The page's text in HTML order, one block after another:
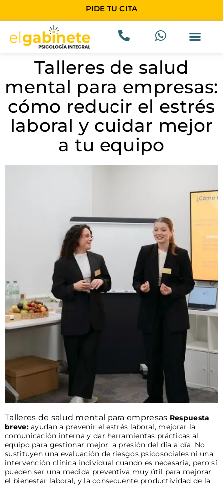
PIDE TU CITA
Talleres de salud
mental para empresas:
cómo reducir el estrés
laboral y cuidar mejor
a tu equipo
Talleres de salud mental para empresas Respuesta
breve:ayudan a prevenir el estrés laboral, mejorar la
comunicación interna y dar herramientas prácticas al
equipo para gestionar mejor la presión del día a día. No
sustituyen una evaluación de riesgos psicosociales ni una
intervención clínica individual cuando es necesaria, pero sí
pueden ser una medida preventiva muy útil para mejorar
el bienestar laboral, y la consecuente productividad de la